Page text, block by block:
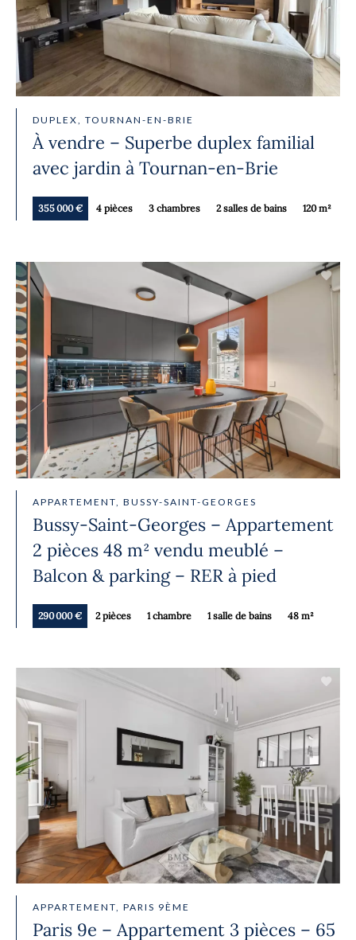
DUPLEX, TOURNAN-EN-BRIE
À vendre – Superbe duplex familial
avec jardin à Tournan-en-Brie
355 000 € 4 pièces 3 chambres 2 salles de bains 120 m²
APPARTEMENT, BUSSY-SAINT-GEORGES
Bussy-Saint-Georges – Appartement
2 pièces 48 m² vendu meublé –
Balcon & parking – RER à pied
290 000 € 2 pièces 1 chambre 1 salle de bains 48 m²
APPARTEMENT, PARIS 9ÈME
Paris 9e – Appartement 3 pièces – 65